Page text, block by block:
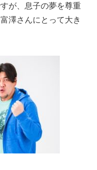
が、息子の夢を尊重
澤さんにとって大き